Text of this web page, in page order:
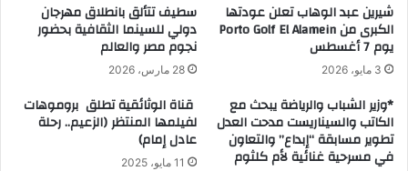
شيرين عبد الوهاب تعلن عودتها
الكبرى من Porto Golf El Alamein
يوم 7 أغسطس
3 مايو، 2026
سطيف تتألق بانطلاق مهرجان
دولي للسينما الثقافية بحضور
نجوم مصر والعالم
28 مارس، 2026
*وزير الشباب والرياضة يبحث مع
الكاتب والسيناريست مدحت العدل
تطوير مسابقة “إبداع” والتعاون
في مسرحية غنائية لأم كلثوم
قناة الوثائقية تطلق بروموهات
لفيلمها المنتظر (الزعيم.. رحلة
عادل إمام)
11 مايو، 2025